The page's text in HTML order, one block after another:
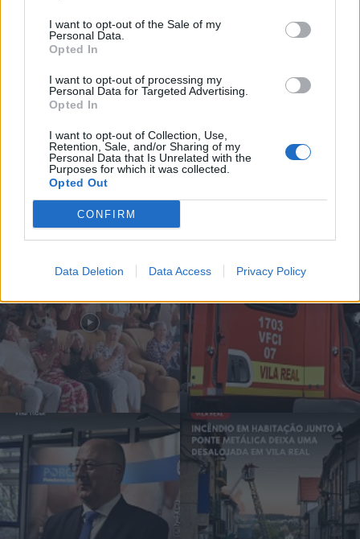
I want to opt-out of the Sale of my
Personal Data.
Opted In
I want to opt-out of processing my
Personal Data for Targeted Advertising.
Opted In
I want to opt-out of Collection, Use,
Retention, Sale, and/or Sharing of my
Personal Data that Is Unrelated with the
Purposes for which it was collected.
Opted Out
CONFIRM
Data Deletion Data Access Privacy Policy
Incêndio em habitação junto à Ponte
Metálica deixa uma desalojada em...
Siga-nos no Instagram